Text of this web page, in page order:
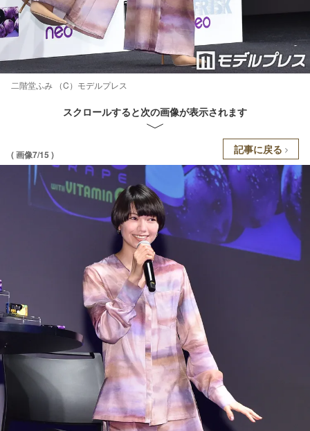
二階堂ふみ （C）モデルプレス
スクロールすると次の画像が表示されます
( 画像7/15 ) 記事に戻る